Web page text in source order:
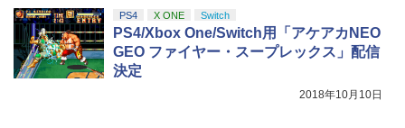
PS4 X ONE Switch
PS4/Xbox One/Switch用「アケアカNEO
GEO ファイヤー・スープレックス」配信
決定
2018年10月10日